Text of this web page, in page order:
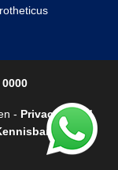
- Privacybeleid